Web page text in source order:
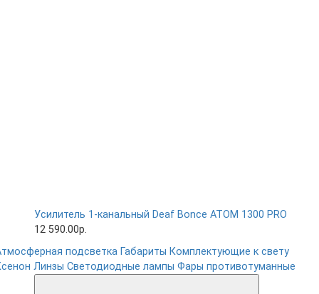
Усилитель 1-канальный Deaf Bonce ATOM 1300 PRO
12 590.00р.
подсветка Габариты Комплектующие к свету
Линзы Светодиодные лампы Фары противотуманные